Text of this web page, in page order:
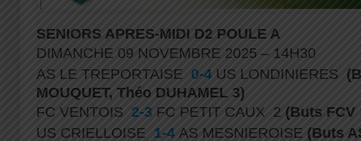
SENIORS APRES-MIDI D2 POULE A
DIMANCHE 09 NOVEMBRE 2025 – 14H30
AS LE TREPORTAISE 0-4 US LONDINIERES
MOUQUET, Théo DUHAMEL 3)
FC VENTOIS 2-3 FC PETIT CAUX 2 (Buts FCV
US CRIELLOISE 1-4 AS MESNIEROISE (Buts